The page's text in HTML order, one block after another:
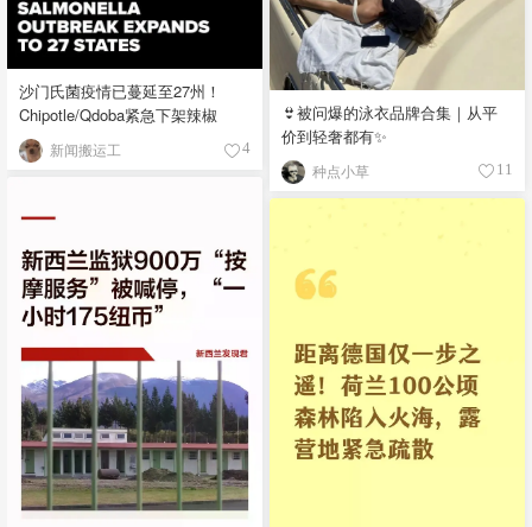
沙门氏菌疫情已蔓延至27州！
Chipotle/Qdoba紧急下架辣椒
新闻搬运工 4
👙被问爆的泳衣品牌合集｜从平
价到轻奢都有✨
种点小草 11